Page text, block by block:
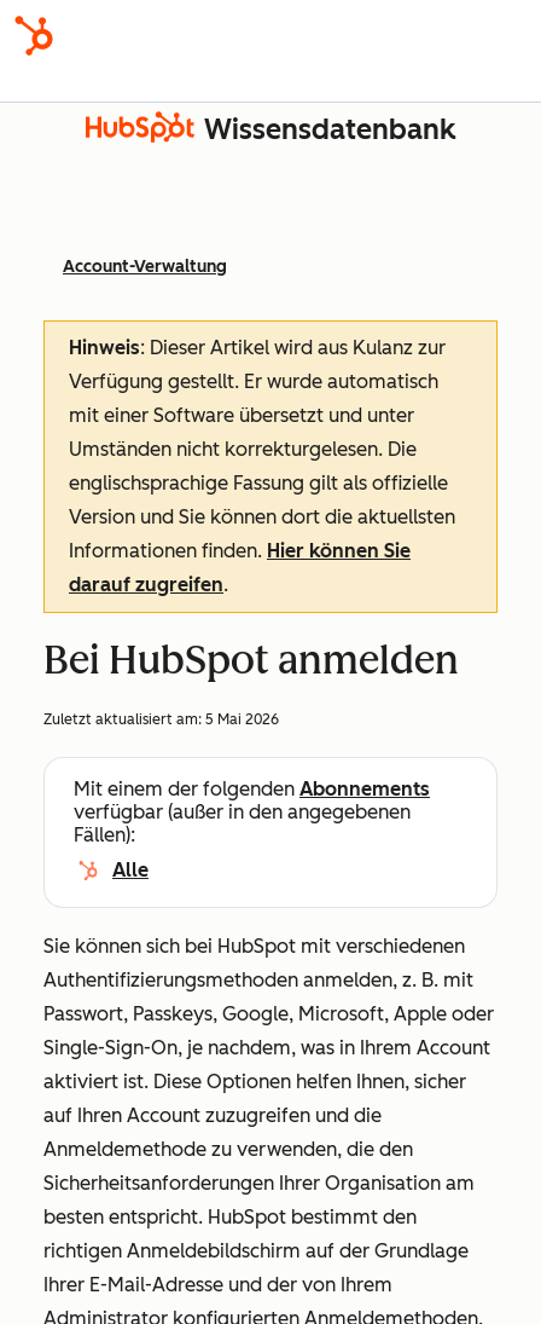
Wissensdatenbank
Account-Verwaltung
Hinweis: Dieser Artikel wird aus Kulanz zur
Verfügung gestellt. Er wurde automatisch
mit einer Software übersetzt und unter
Umständen nicht korrekturgelesen. Die
englischsprachige Fassung gilt als offizielle
Version und Sie können dort die aktuellsten
Informationen finden. Hier können Sie
darauf zugreifen.
Bei HubSpot anmelden
Zuletzt aktualisiert am: 5 Mai 2026
Mit einem der folgenden Abonnements
verfügbar (außer in den angegebenen
Fällen):
Alle
Sie können sich bei HubSpot mit verschiedenen
Authentifizierungsmethoden anmelden, z. B. mit
Passwort, Passkeys, Google, Microsoft, Apple oder
Single-Sign-On, je nachdem, was in Ihrem Account
aktiviert ist. Diese Optionen helfen Ihnen, sicher
auf Ihren Account zuzugreifen und die
Anmeldemethode zu verwenden, die den
Sicherheitsanforderungen Ihrer Organisation am
besten entspricht. HubSpot bestimmt den
richtigen Anmeldebildschirm auf der Grundlage
Ihrer E-Mail-Adresse und der von Ihrem
Administrator konfigurierten Anmeldemethoden.